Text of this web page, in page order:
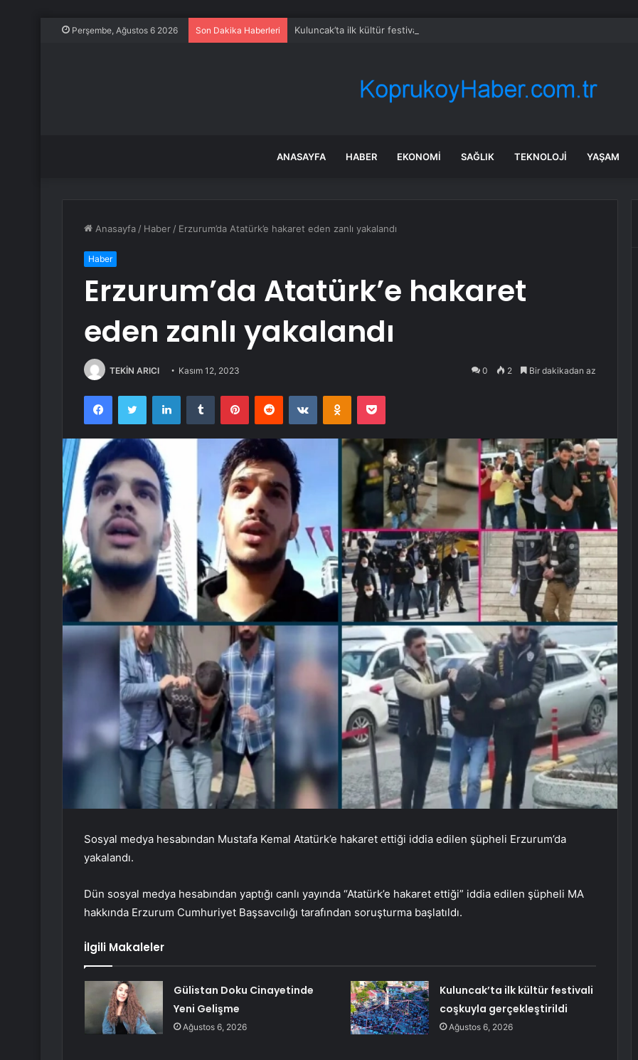
Perşembe, Ağustos 6 2026 Son Dakika Haberleri Kuluncak’ta ilk kültür festivali coşkuyla gerçekleştirildi
ANASAYFA HABER EKONOMI SAĞLIK TEKNOLOJI YAŞAM
Anasayfa / Haber / Erzurum’da Atatürk’e hakaret eden zanlı yakalandı
Haber
Erzurum’da Atatürk’e hakaret
eden zanlı yakalandı
TEKİN ARICI Kasım 12, 2023 0 2 Bir dakikadan az
FacebookTwitter LinkedInTumblr PinterestReddit VKontakteOdnoklassniki
Pocket
Sosyal medya hesabından Mustafa Kemal Atatürk’e hakaret ettiği iddia edilen şüpheli Erzurum’da
yakalandı.
Dün sosyal medya hesabından yaptığı canlı yayında “Atatürk’e hakaret ettiği” iddia edilen şüpheli MA
hakkında Erzurum Cumhuriyet Başsavcılığı tarafından soruşturma başlatıldı.
İlgili Makaleler
Gülistan Doku Cinayetinde
Yeni Gelişme
Ağustos 6, 2026
Kuluncak’ta ilk kültür festivali
coşkuyla gerçekleştirildi
Ağustos 6, 2026